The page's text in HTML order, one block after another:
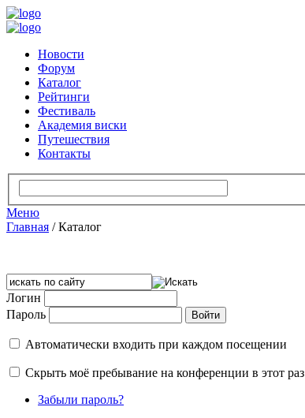
Новости
Форум
Каталог
Рейтинги
Фестиваль
Академия виски
Путешествия
Контакты
Меню
Главная /Каталог
Логин
Пароль
Автоматически входить при каждом посещении
Скрыть моё пребывание на конференции в этот раз
Забыли пароль?